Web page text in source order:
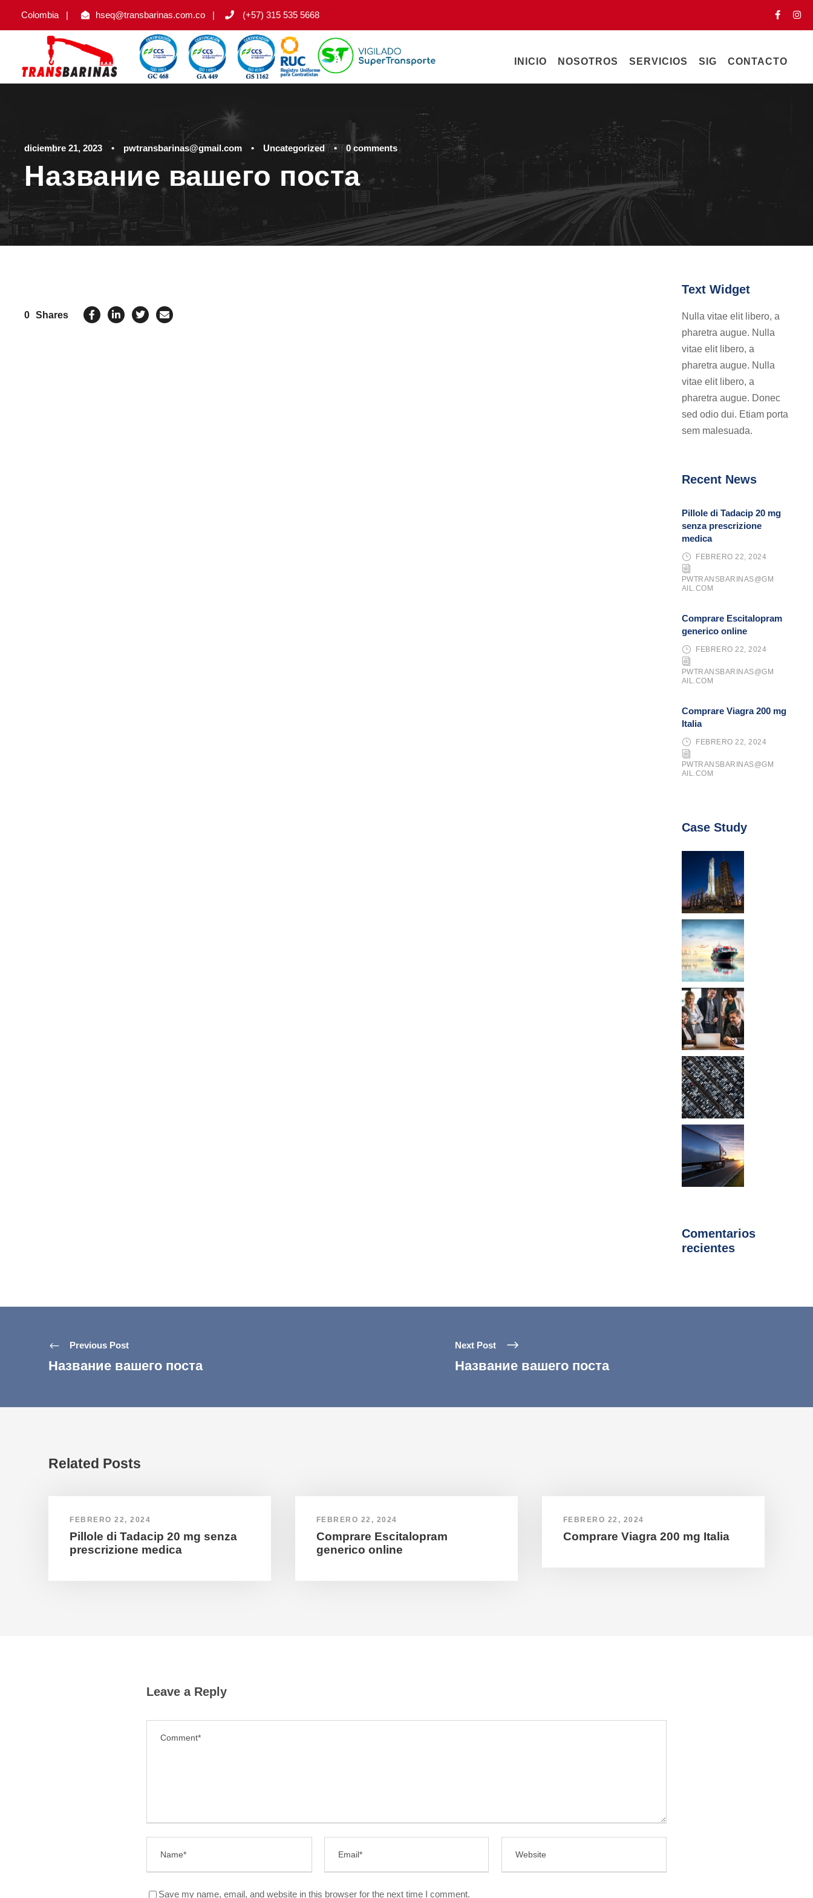
Colombia | hseq@transbarinas.com.co | (+57) 315 535 5668
INICIO NOSOTROS SERVICIOS SIG CONTACTO
diciembre 21, 2023 • pwtransbarinas@gmail.com • Uncategorized • 0 comments
Название вашего поста
0 Shares
Text Widget
Nulla vitae elit libero, a
pharetra augue. Nulla
vitae elit libero, a
pharetra augue. Nulla
vitae elit libero, a
pharetra augue. Donec
sed odio dui. Etiam porta
sem malesuada.
Recent News
Pillole di Tadacip 20 mg
senza prescrizione
medica
FEBRERO 22, 2024
PWTRANSBARINAS@GM
AIL.COM
Comprare Escitalopram
generico online
FEBRERO 22, 2024
PWTRANSBARINAS@GM
AIL.COM
Comprare Viagra 200 mg
Italia
FEBRERO 22, 2024
PWTRANSBARINAS@GM
AIL.COM
Case Study
Comentarios
recientes
Previous Post
Название вашего поста
Next Post
Название вашего поста
Related Posts
FEBRERO 22, 2024
Pillole di Tadacip 20 mg senza
prescrizione medica
FEBRERO 22, 2024
Comprare Escitalopram
generico online
FEBRERO 22, 2024
Comprare Viagra 200 mg Italia
Leave a Reply
Save my name, email, and website in this browser for the next time I comment.